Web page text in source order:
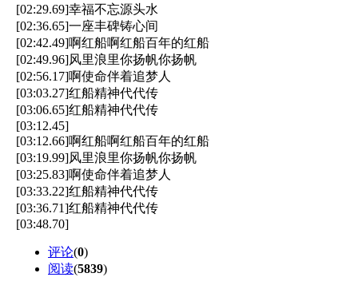
[02:29.69]幸福不忘源头水
[02:36.65]一座丰碑铸心间
[02:42.49]啊红船啊红船百年的红船
[02:49.96]风里浪里你扬帆你扬帆
[02:56.17]啊使命伴着追梦人
[03:03.27]红船精神代代传
[03:06.65]红船精神代代传
[03:12.45]
[03:12.66]啊红船啊红船百年的红船
[03:19.99]风里浪里你扬帆你扬帆
[03:25.83]啊使命伴着追梦人
[03:33.22]红船精神代代传
[03:36.71]红船精神代代传
[03:48.70]
评论(0)
阅读(5839)